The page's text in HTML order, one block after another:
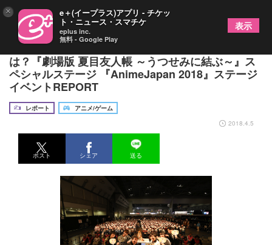
神谷浩史、井上和彦が考えた『劇場版』の内容と
は？『劇場版 夏目友人帳 ～うつせみに結ぶ～』ス
ペシャルステージ 『AnimeJapan 2018』ステージ
イベントREPORT
レポート
アニメ/ゲーム
2018.4.5
ポスト シェア 送る
× e＋(イープラス)アプリ - チケッ
ト・ニュース・スマチケ
eplus inc.
無料 - Google Play
表示